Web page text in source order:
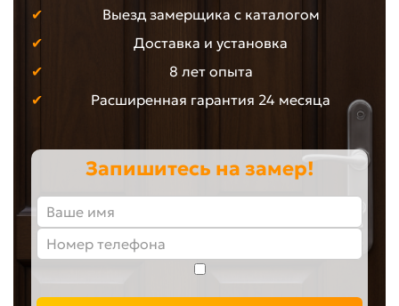
Выезд замерщика с каталогом
Доставка и установка
8 лет опыта
Расширенная гарантия 24 месяца
Запишитесь на замер!